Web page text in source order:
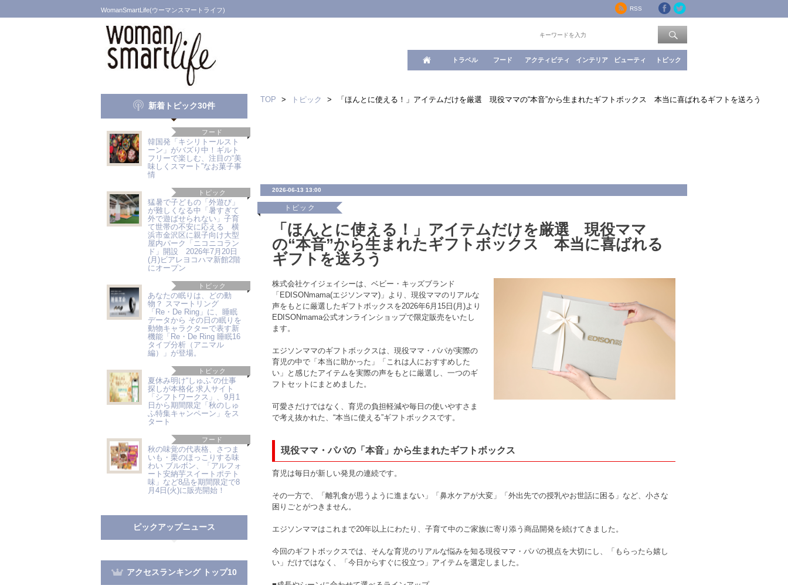
WomanSmartLife(ウーマンスマートライフ) RSS
トラベル フード アクティビティ インテリア ビューティ トピック
新着トピック30件
フード
韓国発「キシリトールスト
ーン」がバズり中！ギルト
フリーで楽しむ、注目の“美
味しくスマート”なお菓子事
情
トピック
猛暑で子どもの「外遊び」
が難しくなる中「暑すぎて
外で遊ばせられない」子育
て世帯の不安に応える 横
浜市金沢区に親子向け大型
屋内パーク「ニコニコラン
ド」開設 2026年7月20日
(月)ビアレヨコハマ新館2階
にオープン
トピック
あなたの眠りは、どの動
物？ スマートリング
「Re・De Ring」に、睡眠
データから その日の眠りを
動物キャラクターで表す新
機能「Re・De Ring 睡眠16
タイプ分析（アニマル
編）」が登場。
トピック
夏休み明け“しゅふ”の仕事
探しが本格化 求人サイト
「シフトワークス」、9月1
日から期間限定「秋のしゅ
ふ特集キャンペーン」をス
タート
フード
秋の味覚の代表格、さつま
いも・栗のほっこりする味
わい ブルボン、「アルフォ
ート安納芋スイートポテト
味」など8品を期間限定で8
月4日(火)に販売開始！
ピックアップニュース
アクセスランキング トップ10
TOP > トピック > 「ほんとに使える！」アイテムだけを厳選 現役ママの“本音”から生まれたギフトボックス 本当に喜ばれるギフトを送ろう
2026-06-13 13:00
トピック
「ほんとに使える！」アイテムだけを厳選 現役ママ
の“本音”から生まれたギフトボックス 本当に喜ばれる
ギフトを送ろう
株式会社ケイジェイシーは、ベビー・キッズブランド
「EDISONmama(エジソンママ)」より、現役ママのリアルな
声をもとに厳選したギフトボックスを2026年6月15日(月)より
EDISONmama公式オンラインショップで限定販売をいたし
ます。
エジソンママのギフトボックスは、現役ママ・パパが実際の
育児の中で「本当に助かった」「これは人におすすめした
い」と感じたアイテムを実際の声をもとに厳選し、一つのギ
フトセットにまとめました。
可愛さだけではなく、育児の負担軽減や毎日の使いやすさま
で考え抜かれた、“本当に使える”ギフトボックスです。
現役ママ・パパの「本音」から生まれたギフトボックス
育児は毎日が新しい発見の連続です。
その一方で、「離乳食が思うように進まない」「鼻水ケアが大変」「外出先での授乳やお世話に困る」など、小さな
困りごとがつきません。
エジソンママはこれまで20年以上にわたり、子育て中のご家族に寄り添う商品開発を続けてきました。
今回のギフトボックスでは、そんな育児のリアルな悩みを知る現役ママ・パパの視点を大切にし、「もらったら嬉し
い」だけではなく、「今日からすぐに役立つ」アイテムを選定しました。